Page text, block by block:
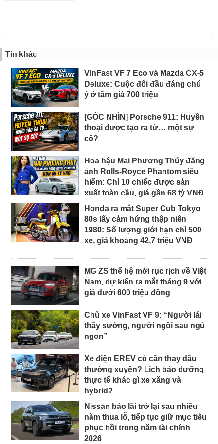
Tin khác
VinFast VF 7 Eco và Mazda CX-5
Deluxe: Cuộc đối đầu đáng chú
ý ở tầm giá 700 triệu
[GÓC NHÌN] Porsche 911: Huyền
thoại được tạo ra từ… một sự
cố?
Hoa hậu Mai Phương Thúy đăng
ảnh Rolls-Royce Phantom siêu
hiếm: Chỉ 10 chiếc được sản
xuất toàn cầu, giá gần 68 tỷ VNĐ
Honda ra mắt Super Cub Tokyo
80s lấy cảm hứng thập niên
1980: Số lượng giới hạn chỉ 500
xe, giá khoảng 42,7 triệu VNĐ
MG ZS thế hệ mới rục rịch về Việt
Nam, dự kiến ra mắt tháng 9 với
giá dưới 600 triệu đồng
Chủ xe VinFast VF 9: “Người lái
thấy sướng, người ngồi sau ngủ
ngon”
Xe điện EREV có cần thay dầu
thường xuyên? Lịch bảo dưỡng
thực tế khác gì xe xăng và
hybrid?
Nissan báo lãi trở lại sau nhiều
năm thua lỗ, tiếp tục giữ mục tiêu
phục hồi trong năm tài chính
2026